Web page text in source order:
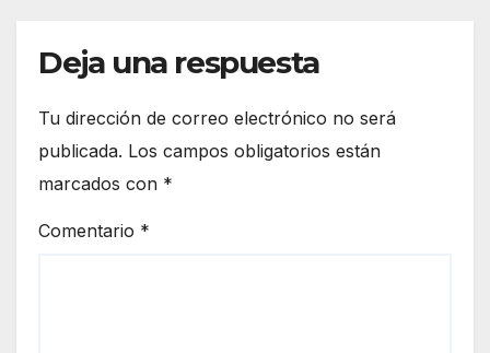
Deja una respuesta
Tu dirección de correo electrónico no será
publicada. Los campos obligatorios están
marcados con *
Comentario *